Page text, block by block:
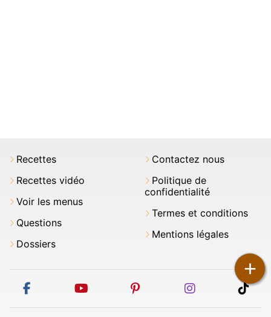
+
Recettes
Recettes vidéo
Voir les menus
Questions
Dossiers
Contactez nous
Politique de
confidentialité
Termes et conditions
Mentions légales
facebook youtube pinterest instagram